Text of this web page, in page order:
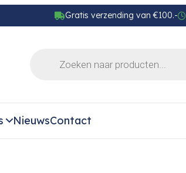
Gratis verzending van €100.-
NieuwsContact